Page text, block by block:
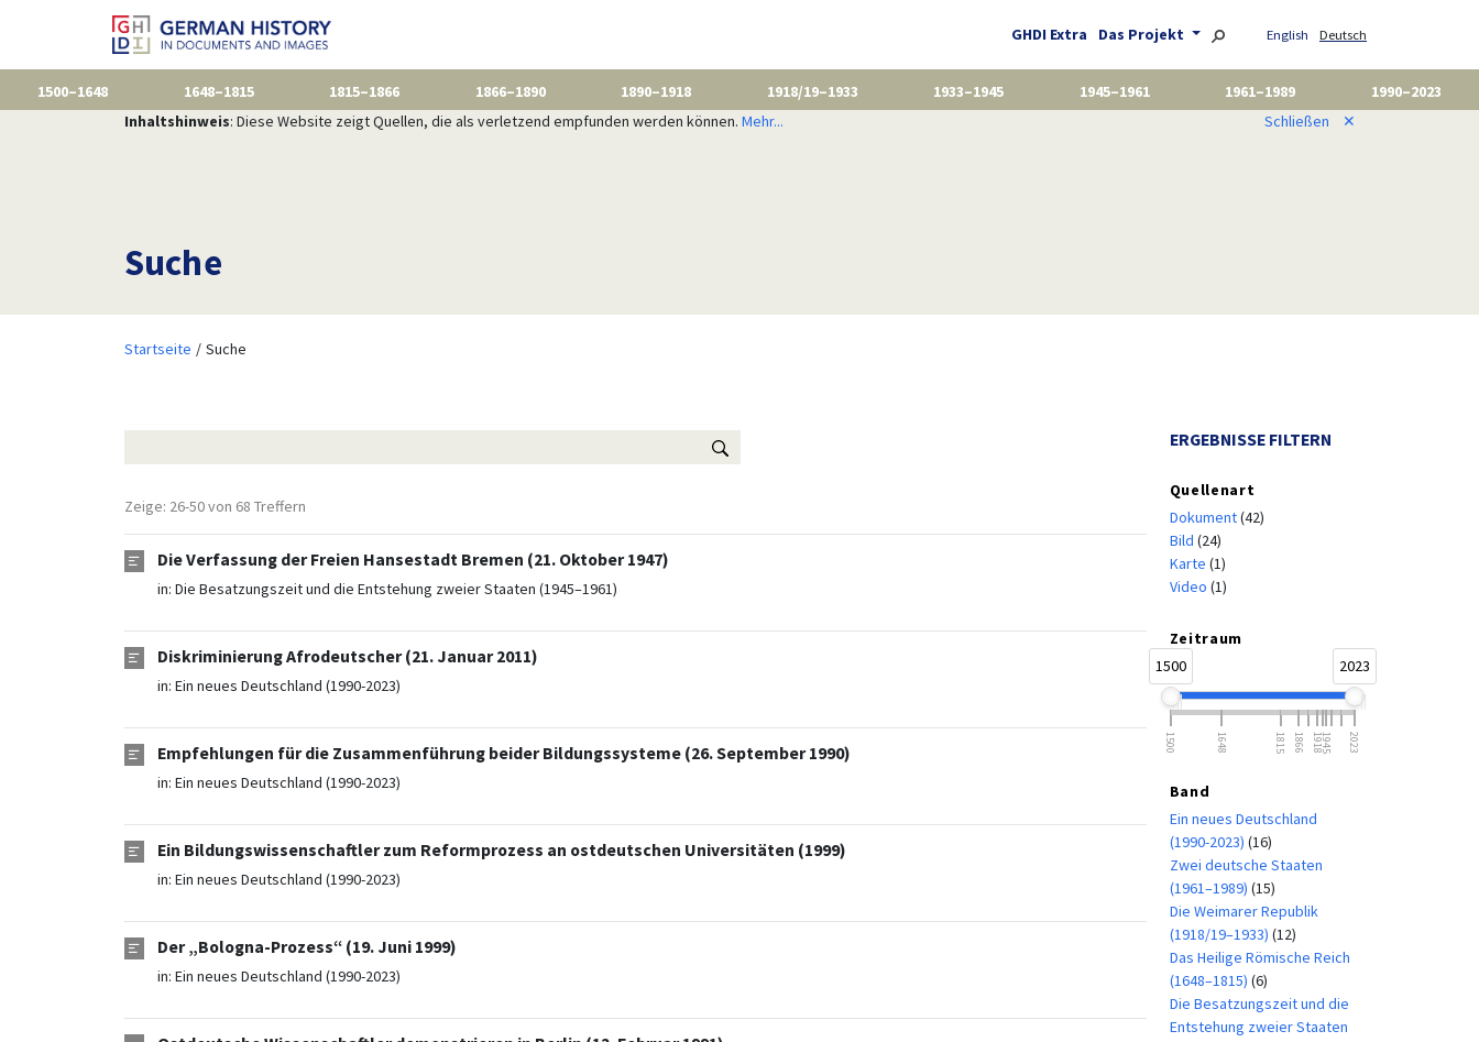
GHDI Extra Das Projekt English Deutsch
1500–1648 1648–1815 1815–1866 1866–1890 1890–1918 1918/19–1933 1933–1945 1945–1961 1961–1989
1990–2023
Inhaltshinweis: Diese Website zeigt Quellen, die als verletzend empfunden werden können. Mehr... Schließen ✕
Suche
Startseite Suche
Zeige: 26-50 von 68 Treffern
Die Verfassung der Freien Hansestadt Bremen (21. Oktober 1947)
in: Die Besatzungszeit und die Entstehung zweier Staaten (1945–1961)
Diskriminierung Afrodeutscher (21. Januar 2011)
in: Ein neues Deutschland (1990-2023)
Empfehlungen für die Zusammenführung beider Bildungssysteme (26. September 1990)
in: Ein neues Deutschland (1990-2023)
Ein Bildungswissenschaftler zum Reformprozess an ostdeutschen Universitäten (1999)
in: Ein neues Deutschland (1990-2023)
Der „Bologna-Prozess“ (19. Juni 1999)
in: Ein neues Deutschland (1990-2023)
ERGEBNISSE FILTERN
Quellenart
Dokument(42)
Bild (24)
Karte (1)
Video (1)
Zeitraum
1500
2023
1500 1648 1815 1866 19181945 2023
Band
Ein neues Deutschland
(1990-2023) (16)
Zwei deutsche Staaten
(1961–1989) (15)
Die Weimarer Republik
(1918/19–1933) (12)
Das Heilige Römische Reich
(1648–1815) (6)
Die Besatzungszeit und die
Entstehung zweier Staaten